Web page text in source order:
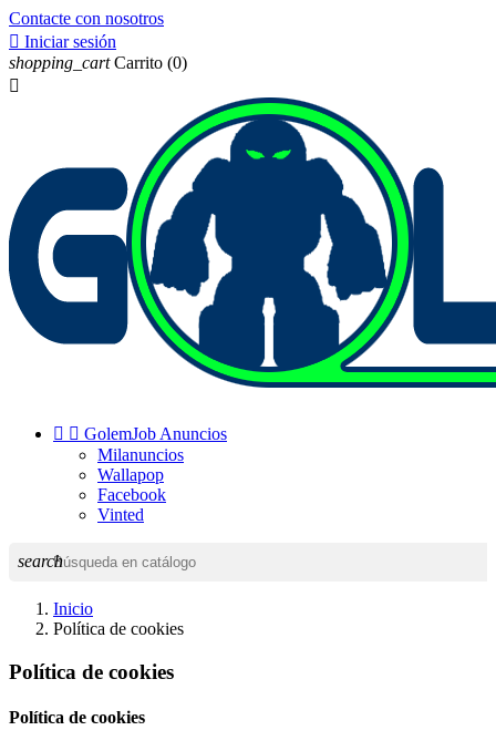
Contacte con nosotros
 Iniciar sesión
shopping_cart Carrito (0)

  GolemJob Anuncios
Milanuncios
Wallapop
Facebook
Vinted
search
Inicio
Política de cookies
Política de cookies
Política de cookies